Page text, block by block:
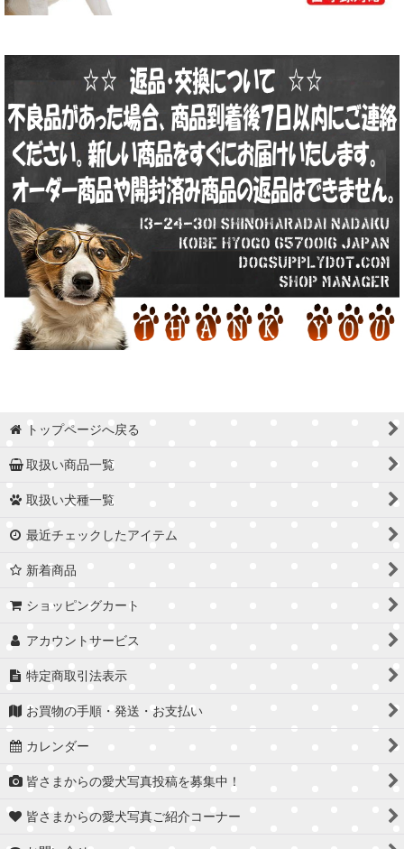
トップページへ戻る
取扱い商品一覧
取扱い犬種一覧
最近チェックしたアイテム
新着商品
ショッピングカート
アカウントサービス
特定商取引法表示
お買物の手順・発送・お支払い
カレンダー
皆さまからの愛犬写真投稿を募集中！
皆さまからの愛犬写真ご紹介コーナー